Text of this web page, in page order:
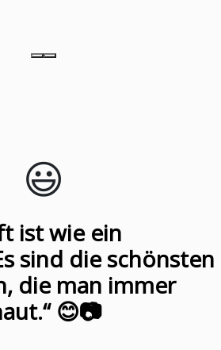
😃️
ist wie ein
sind die schönsten
die man immer
😊📷